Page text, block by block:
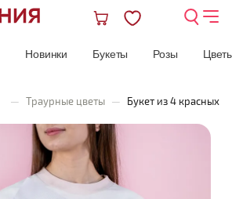
Новинки Букеты Розы
— Траурные цветы — Букет из 4 красных